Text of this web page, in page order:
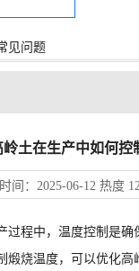
见问题
土在生产中如何控
间：2025-06-12 热度
程中，温度控制是确
煅烧温度，可以优化高